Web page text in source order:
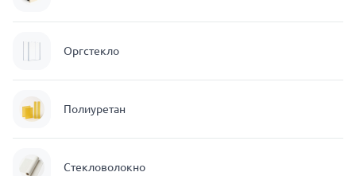
Оргстекло
Полиуретан
Стекловолокно